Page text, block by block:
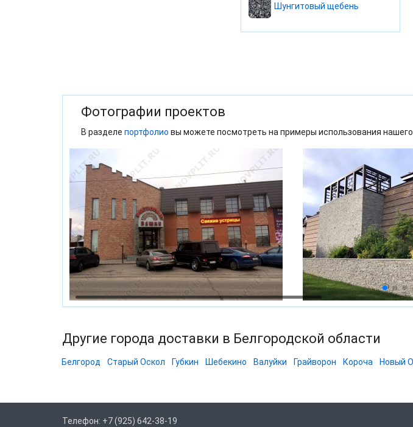
Шунгитовый щебень
Фотографии проектов
В разделе портфолио вы можете посмотреть на примеры использования
Другие города доставки в Белгородской области
Белгород Старый Оскол Губкин Шебекино Валуйки Грайворон Короча Новый
Телефон: +7 (925) 642-38-19